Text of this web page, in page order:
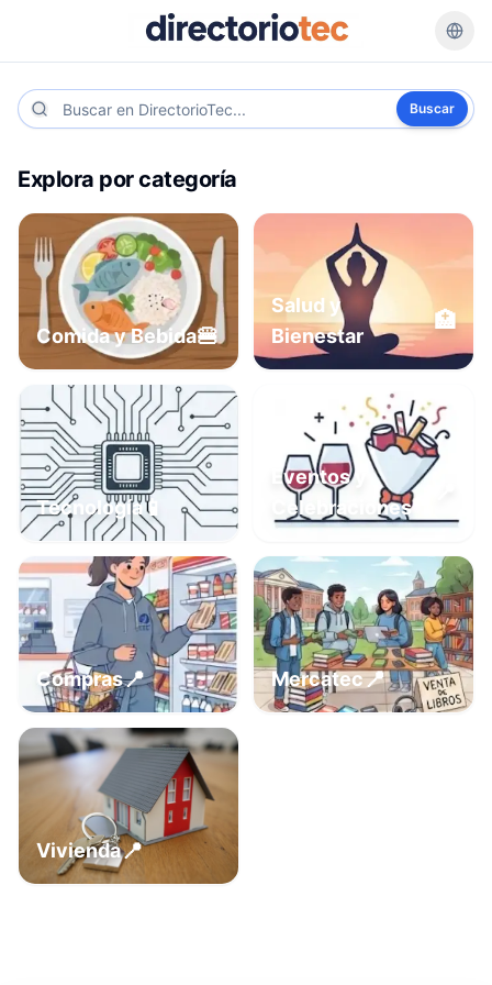
Buscar
Explora por categoría
Comida y Bebida🍔
Salud y
Bienestar
🏥
Tecnología📱
Eventos y
Celebraciones
Compras📍 Mercatec📍
Vivienda📍